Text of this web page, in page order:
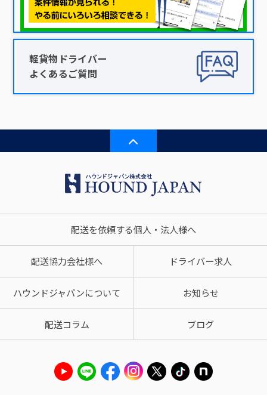
軽貨物ドライバー
よくあるご質問
配送を依頼する個人・法人様へ
配送協力会社様へ ドライバー求人
ハウンドジャパンについて お知らせ
配送コラム ブログ